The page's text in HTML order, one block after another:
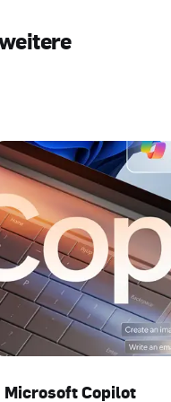
Microsoft Copilot